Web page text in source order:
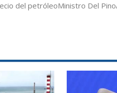
del petróleoMinistro Del Pino